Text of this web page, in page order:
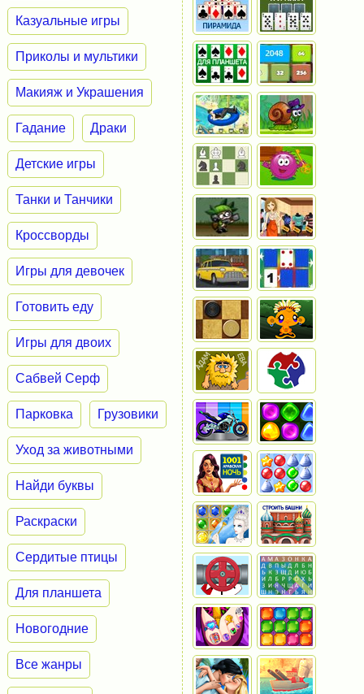
Казуальные игры
Приколы и мультики
Макияж и Украшения
Гадание Драки
Детские игры
Танки и Танчики
Кроссворды
Игры для девочек
Готовить еду
Игры для двоих
Сабвей Серф
Парковка Грузовики
Уход за животными
Найди буквы
Раскраски
Сердитые птицы
Для планшета
Новогодние
Все жанры